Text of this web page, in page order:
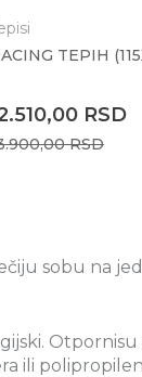
TEPIH
RSD
RSD
sobu na
ili